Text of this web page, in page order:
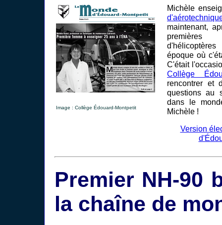
Image : Collège Édouard-Montpetit
Michèle
maintenant,
époque où
C'était
Collège
rencontrer et
questions au
dans le
Michèle !
Version
Premier NH-90
la chaîne de